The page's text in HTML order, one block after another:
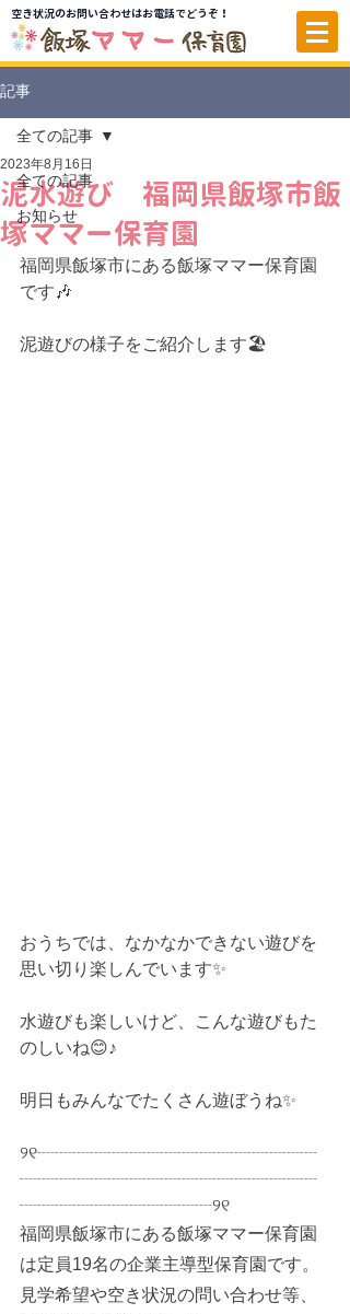
空き状況のお問い合わせはお電話でどうぞ！
記事
全ての記事
お知らせ
全ての記事
泥水遊び 福岡県飯塚市飯
塚ママー保育園
2023年8月16日
福岡県飯塚市にある飯塚ママー保育園
です🎶
泥遊びの様子をご紹介します🏖️
おうちでは、なかなかできない遊びを
思い切り楽しんでいます✨
水遊びも楽しいけど、こんな遊びもた
のしいね😊♪
明日もみんなでたくさん遊ぼうね✨
୨୧┈┈┈┈┈┈┈┈┈┈┈┈┈┈┈┈
┈┈┈┈┈┈┈┈┈┈┈┈┈┈┈┈┈
┈┈┈┈┈┈┈┈┈┈┈୨୧
福岡県飯塚市にある飯塚ママー保育園
は定員19名の企業主導型保育園です。
見学希望や空き状況の問い合わせ等、